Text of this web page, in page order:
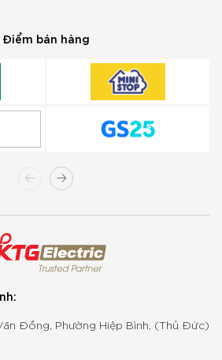
Điểm bán hàng
Đồng, Phường Hiệp Bình, (Thủ Đức)